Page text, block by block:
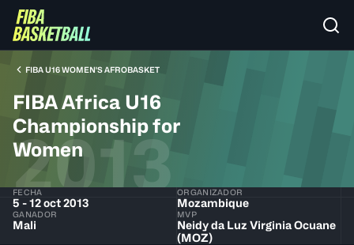
FIBA U16 WOMEN'S AFROBASKET
FIBA Africa U16
Championship for
Women
2013
FECHA
5 - 12 oct 2013
ORGANIZADOR
Mozambique
GANADOR
Mali
MVP
Neidy da Luz Virginia Ocuane
(MOZ)